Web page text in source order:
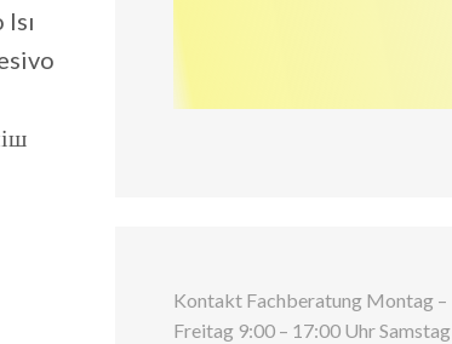
Kontakt Fachberatung Montag –
Freitag 9:00 – 17:00 Uhr Samstag